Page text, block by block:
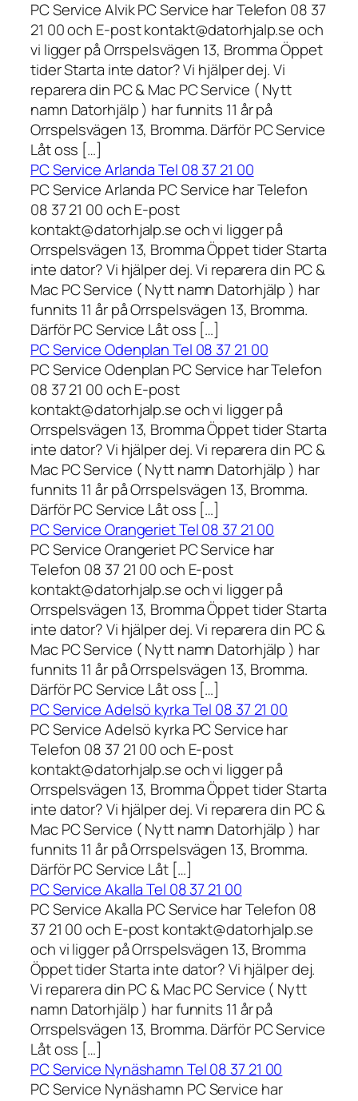
PC Service Alvik PC Service har Telefon 08 37
21 00 och E-post kontakt@datorhjalp.se och
vi ligger på Orrspelsvägen 13, Bromma Öppet
tider Starta inte dator? Vi hjälper dej. Vi
reparera din PC & Mac PC Service ( Nytt
namn Datorhjälp ) har funnits 11 år på
Orrspelsvägen 13, Bromma. Därför PC Service
Låt oss […]
PC Service Arlanda Tel 08 37 21 00
PC Service Arlanda PC Service har Telefon
08 37 21 00 och E-post
kontakt@datorhjalp.se och vi ligger på
Orrspelsvägen 13, Bromma Öppet tider Starta
inte dator? Vi hjälper dej. Vi reparera din PC &
Mac PC Service ( Nytt namn Datorhjälp ) har
funnits 11 år på Orrspelsvägen 13, Bromma.
Därför PC Service Låt oss […]
PC Service Odenplan Tel 08 37 21 00
PC Service Odenplan PC Service har Telefon
08 37 21 00 och E-post
kontakt@datorhjalp.se och vi ligger på
Orrspelsvägen 13, Bromma Öppet tider Starta
inte dator? Vi hjälper dej. Vi reparera din PC &
Mac PC Service ( Nytt namn Datorhjälp ) har
funnits 11 år på Orrspelsvägen 13, Bromma.
Därför PC Service Låt oss […]
PC Service Orangeriet Tel 08 37 21 00
PC Service Orangeriet PC Service har
Telefon 08 37 21 00 och E-post
kontakt@datorhjalp.se och vi ligger på
Orrspelsvägen 13, Bromma Öppet tider Starta
inte dator? Vi hjälper dej. Vi reparera din PC &
Mac PC Service ( Nytt namn Datorhjälp ) har
funnits 11 år på Orrspelsvägen 13, Bromma.
Därför PC Service Låt oss […]
PC Service Adelsö kyrka Tel 08 37 21 00
PC Service Adelsö kyrka PC Service har
Telefon 08 37 21 00 och E-post
kontakt@datorhjalp.se och vi ligger på
Orrspelsvägen 13, Bromma Öppet tider Starta
inte dator? Vi hjälper dej. Vi reparera din PC &
Mac PC Service ( Nytt namn Datorhjälp ) har
funnits 11 år på Orrspelsvägen 13, Bromma.
Därför PC Service Låt […]
PC Service Akalla Tel 08 37 21 00
PC Service Akalla PC Service har Telefon 08
37 21 00 och E-post kontakt@datorhjalp.se
och vi ligger på Orrspelsvägen 13, Bromma
Öppet tider Starta inte dator? Vi hjälper dej.
Vi reparera din PC & Mac PC Service ( Nytt
namn Datorhjälp ) har funnits 11 år på
Orrspelsvägen 13, Bromma. Därför PC Service
Låt oss […]
PC Service Nynäshamn Tel 08 37 21 00
PC Service Nynäshamn PC Service har